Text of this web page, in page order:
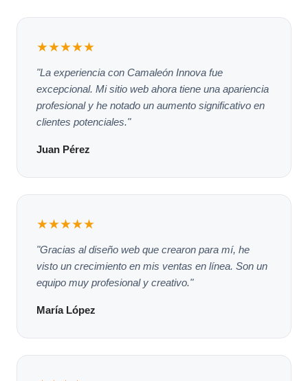
★★★★★
"La experiencia con Camaleón Innova fue
excepcional. Mi sitio web ahora tiene una apariencia
profesional y he notado un aumento significativo en
clientes potenciales."
Juan Pérez
★★★★★
"Gracias al diseño web que crearon para mí, he
visto un crecimiento en mis ventas en línea. Son un
equipo muy profesional y creativo."
María López